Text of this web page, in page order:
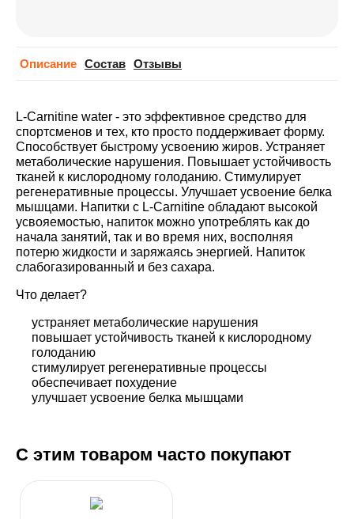
Описание Cостав Отзывы
L-Carnitine water - это эффективное средство для
спортсменов и тех, кто просто поддерживает форму.
Способствует быстрому усвоению жиров. Устраняет
метаболические нарушения. Повышает устойчивость
тканей к кислородному голоданию. Стимулирует
регенеративные процессы. Улучшает усвоение белка
мышцами. Напитки с L-Carnitine обладают высокой
усвояемостью, напиток можно употреблять как до
начала занятий, так и во время них, восполняя
потерю жидкости и заряжаясь энергией. Напиток
слабогазированный и без сахара.
Что делает?
устраняет метаболические нарушения
повышает устойчивость тканей к кислородному
голоданию
стимулирует регенеративные процессы
обеспечивает похудение
улучшает усвоение белка мышцами
С этим товаром часто покупают